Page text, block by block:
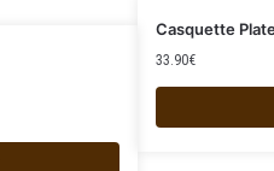
Casquette
33.90€